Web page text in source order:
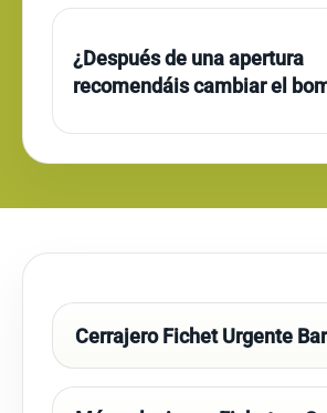
¿Después de una apertura
recomendáis cambiar el
Cerrajero Fichet Urgente